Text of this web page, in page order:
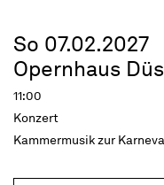
So 07.02.2027
Opernhaus
11:00
Konzert
Kammermusik zur